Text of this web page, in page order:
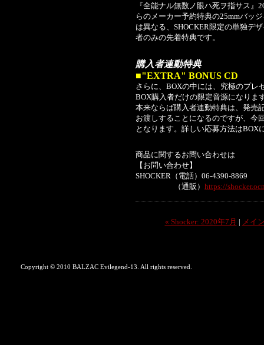
『全能ナル無数ノ眼ハ死ヲ指サス』
らのメーカー予約特典の25mmバッ
は異なる、SHOCKER限定の単独デ
者のみの先着特典です。
購入者連動特典
■"EXTRA" BONUS CD
さらに、BOXの中には、究極のプレ
BOX購入者だけの限定音源になりま
本来ならば購入者連動特典は、発売
お渡しすることになるのですが、今
となります。詳しい応募方法はBOX
商品に関するお問い合わせは
【お問い合わせ】
SHOCKER（電話）06-4390-8869
（通販） https://
« Shocker: 2020年7月 | メイ
Copyright © 2010 BALZAC Evilegend-13. All rights reserved.